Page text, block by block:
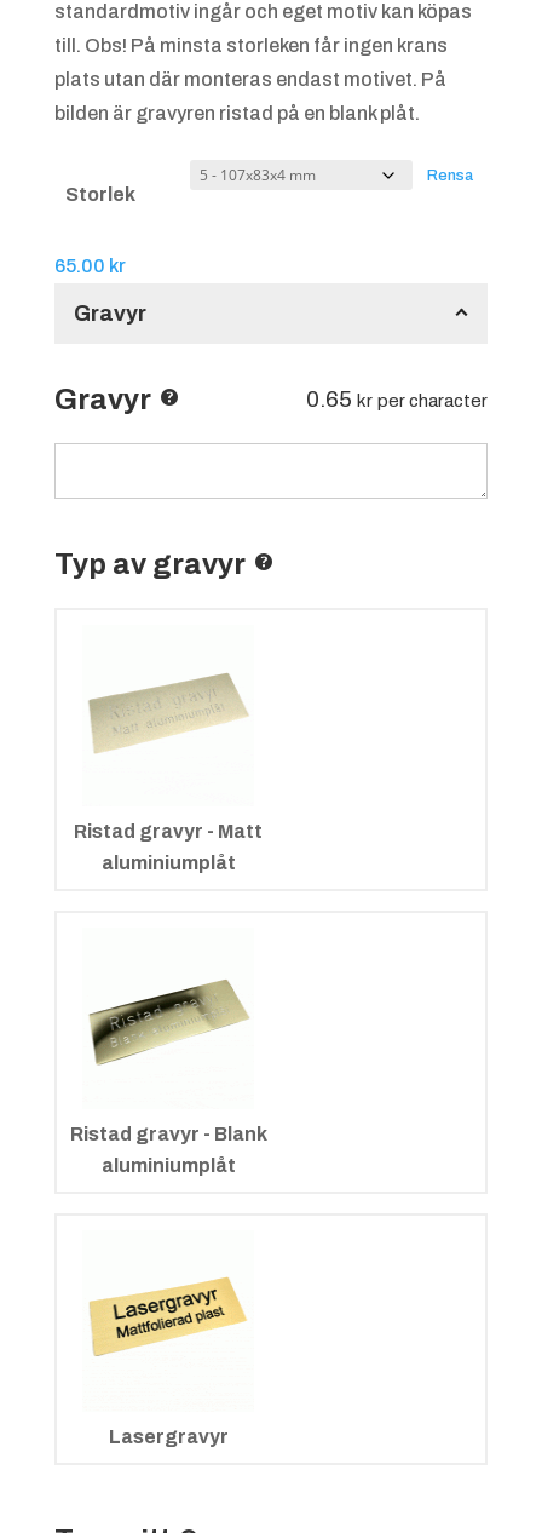
standardmotiv ingår och eget motiv kan köpas
till. Obs! På minsta storleken får ingen krans
plats utan där monteras endast motivet. På
bilden är gravyren ristad på en blank plåt.
Storlek
Rensa
65.00 kr
Gravyr
Gravyr 0.65kr per character
Typ av gravyr
Ristad gravyr - Matt
aluminiumplåt
Ristad gravyr - Blank
aluminiumplåt
Lasergravyr